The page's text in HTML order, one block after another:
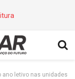
ano letivo nas unidades